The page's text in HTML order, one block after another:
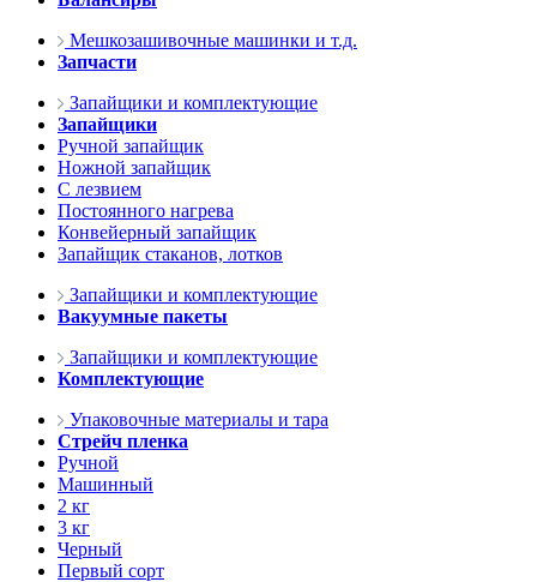
Мешкозашивочные машинки и т.д.
Запчасти
Запайщики и комплектующие
Запайщики
Ручной запайщик
Ножной запайщик
С лезвием
Постоянного нагрева
Конвейерный запайщик
Запайщик стаканов, лотков
Запайщики и комплектующие
Вакуумные пакеты
Запайщики и комплектующие
Комплектующие
Упаковочные материалы и тара
Стрейч пленка
Ручной
Машинный
2 кг
3 кг
Черный
Первый сорт